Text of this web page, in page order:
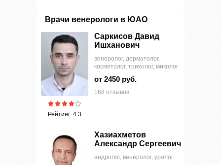
Врачи венерологи в ЮАО
Рейтинг: 4.3
Саркисов Давид
Ишханович
венеролог, дерматолог,
косметолог, трихолог, миколог
от 2450 руб.
168 отзывов
Хазиахметов
Александр Сергеевич
андролог, венеролог, уролог